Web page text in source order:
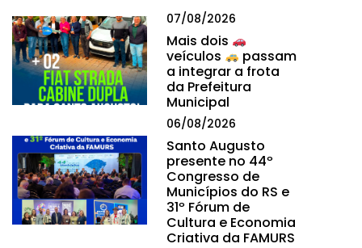
07/08/2026
Mais dois
veículos
passam
a integrar a frota
da Prefeitura
Municipal
06/08/2026
Santo Augusto
presente no 44º
Congresso de
Municípios do RS e
31º Fórum de
Cultura e Economia
Criativa da FAMURS